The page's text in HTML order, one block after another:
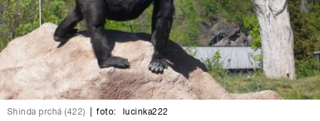
Shinda prchá (422) foto: lucinka222